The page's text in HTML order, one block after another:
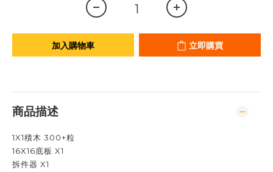
加入購物車 立即購買
商品描述
1X1積木 300+粒
16X16底板 X1
拆件器 X1